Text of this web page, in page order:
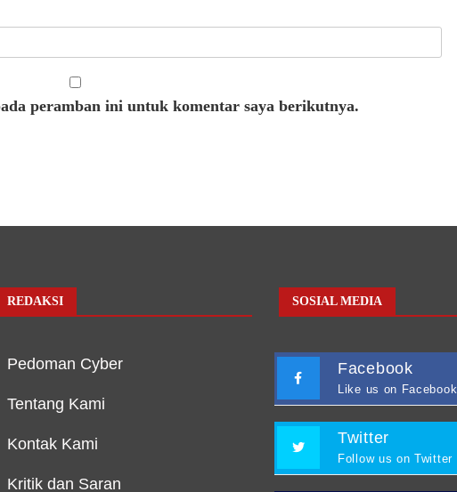
peramban ini untuk komentar saya berikutnya.
REDAKSI
Pedoman Cyber
Tentang Kami
Kontak Kami
Kritik dan Saran
SOSIAL MEDIA
Facebook
Like us on Facebook
Twitter
Follow us on Twitter